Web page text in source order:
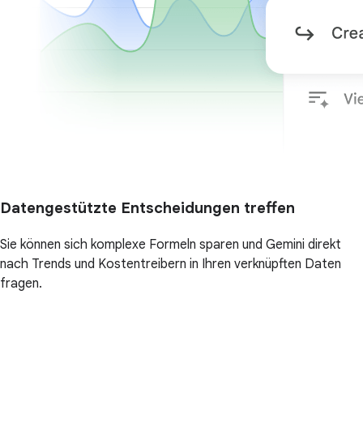
Datengestützte Entscheidungen treffen
Sie können sich komplexe Formeln sparen und Gemini direkt
nach Trends und Kostentreibern in Ihren verknüpften Daten
fragen.